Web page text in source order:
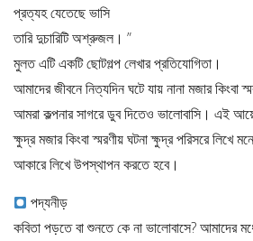
প্রত্যহ যেতেছে ভাসি
তারি দুচারিটি অশ্রুজল। ”
মুলত এটি একটি ছোটগল্প লেখার প্রতিযোগিতা।
আমাদের জীবনে নিত্যদিন ঘটে যায় নানা মজার
আমরা কল্পনার সাগরে ডুব দিতেও ভালোবাসি। এই
ক্ষুদ্র মজার কিংবা স্মরণীয় ঘটনা ক্ষুদ্র পরিসরে লিখে
আকারে লিখে উপস্থাপন করতে হবে।
পদ্যনীড়
কবিতা পড়তে বা শুনতে কে না ভালোবাসে? আমাদের